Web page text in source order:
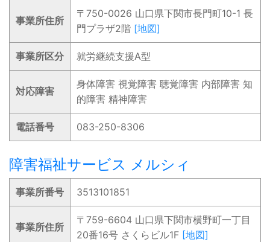
事業所住所
〒750-0026 山口県下関市長門町10-1 長
門プラザ2階 [地図]
事業所区分 就労継続支援A型
対応障害
身体障害 視覚障害 聴覚障害 内部障害 知
的障害 精神障害
電話番号 083-250-8306
障害福祉サービス メルシィ
事業所番号 3513101851
事業所住所
〒759-6604 山口県下関市横野町一丁目
20番16号 さくらビル1F [地図]